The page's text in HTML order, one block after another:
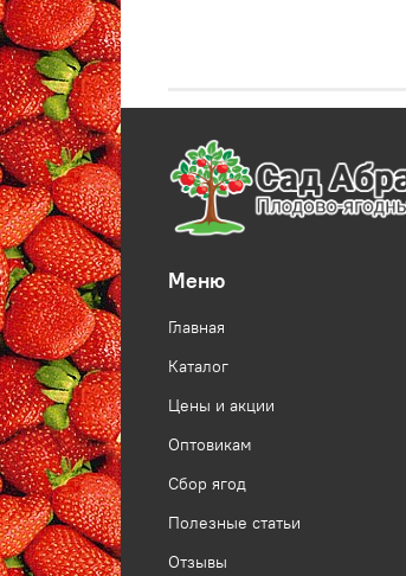
Меню
Главная
Каталог
Цены и акции
Оптовикам
Сбор ягод
Полезные статьи
Отзывы